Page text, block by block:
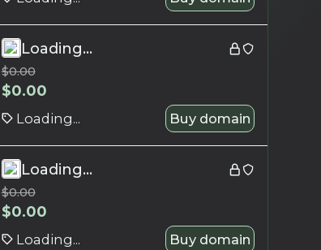
Loading...
$0.00
$0.00
Loading... Buy domain
Loading...
$0.00
$0.00
Loading... Buy domain